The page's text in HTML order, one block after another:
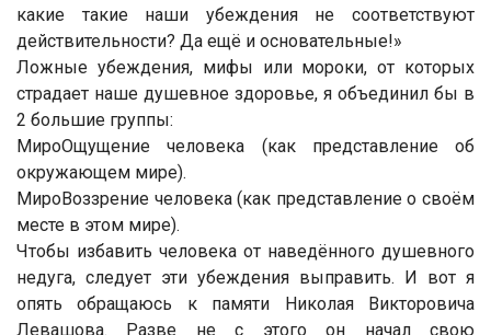
какие такие наши убеждения не соответствуют
действительности? Да ещё и основательные!»
Ложные убеждения, мифы или мороки, от которых
страдает наше душевное здоровье, я объединил бы в
2 большие группы:
МироОщущение человека (как представление об
окружающем мире).
МироВоззрение человека (как представление о своём
месте в этом мире).
Чтобы избавить человека от наведённого душевного
недуга, следует эти убеждения выправить. И вот я
опять обращаюсь к памяти Николая Викторовича
Левашова. Разве не с этого он начал свою